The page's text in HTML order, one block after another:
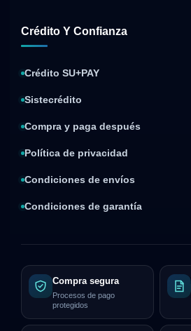
Crédito Y Confianza
Crédito SU+PAY
Sistecrédito
Compra y paga después
Política de privacidad
Condiciones de envíos
Condiciones de garantía
Compra segura
Procesos de pago
protegidos